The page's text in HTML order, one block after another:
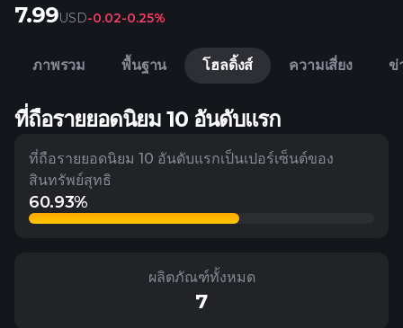
7.99USD-0.02-0.25%
ภาพรวม พื้นฐาน โฮลดิ้งส์ ความเสี่ยง ข่
ที่ถือรายยอดนิยม 10 อันดับแรก
ที่ถือรายยอดนิยม 10 อันดับแรกเป็นเปอร์เซ็นต์ของ
สินทรัพย์สุทธิ
60.93%
ผลิตภัณฑ์ทั้งหมด
7